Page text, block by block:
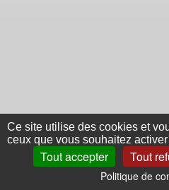
Ce site utilise des cookies et
ceux que vous souhaitez activer
Tout accepter Tout
Politique de